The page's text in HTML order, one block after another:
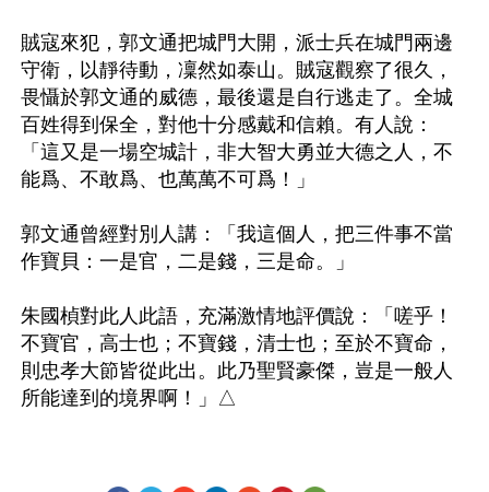
賊寇來犯，郭文通把城門大開，派士兵在城門兩邊
守衛，以靜待動，凜然如泰山。賊寇觀察了很久，
畏懾於郭文通的威德，最後還是自行逃走了。全城
百姓得到保全，對他十分感戴和信賴。有人說：
「這又是一場空城計，非大智大勇並大德之人，不
能爲、不敢爲、也萬萬不可爲！」
郭文通曾經對別人講：「我這個人，把三件事不當
作寶貝：一是官，二是錢，三是命。」
朱國楨對此人此語，充滿激情地評價說：「嗟乎！
不寶官，高士也；不寶錢，清士也；至於不寶命，
則忠孝大節皆從此出。此乃聖賢豪傑，豈是一般人